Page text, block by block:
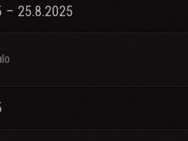
– 25.8.2025